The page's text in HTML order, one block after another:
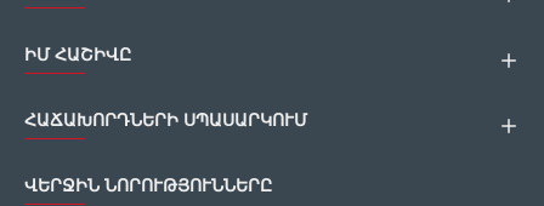
ԻՄ ՀԱՇԻՎԸ
ՀԱՃԱԽՈՐԴՆԵՐԻ ՍՊԱՍԱՐԿՈՒՄ
ՎԵՐՋԻՆ ՆՈՐՈՒԹՅՈՒՆՆԵՐԸ